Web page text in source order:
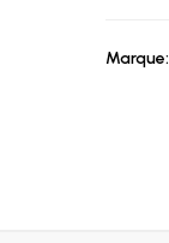
Marque: